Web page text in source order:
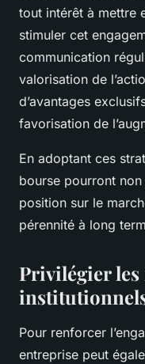
tout intérêt à mettre
stimuler cet
communication
valorisation de
d’avantages
favorisation de
En adoptant ces
bourse pourront
position sur le
pérennité à long
Privilégier
Pour renforcer
entreprise peut